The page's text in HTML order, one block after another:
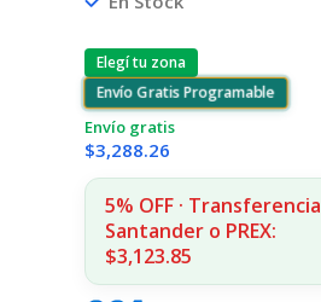
Elegí tu zona
Envío Gratis Programable
Envío gratis
$3,288.26
5% OFF · Transferencia
Santander o PREX:
$3,123.85